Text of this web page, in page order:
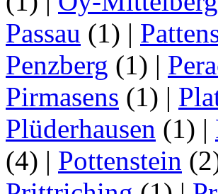
Passau (1) |
Penzberg (1) |
Pirmasens (1) |
Plüderhausen (1) |
(4) | Pottenstein